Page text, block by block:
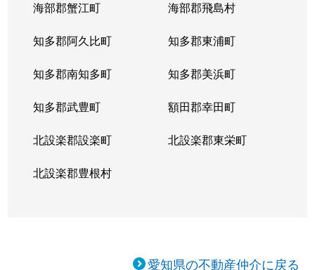
海部郡蟹江町 海部郡飛島村
知多郡阿久比町 知多郡東浦町
知多郡南知多町 知多郡美浜町
知多郡武豊町 額田郡幸田町
北設楽郡設楽町 北設楽郡東栄町
北設楽郡豊根村
愛知県の不動産仲介に戻る